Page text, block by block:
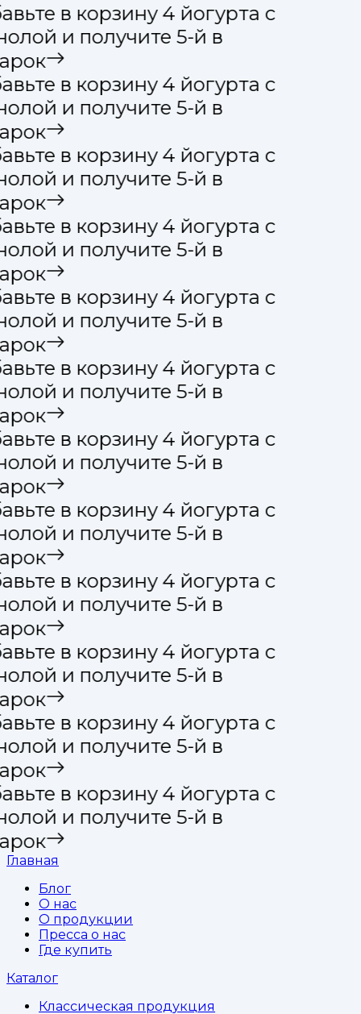
в корзину 4 йогурта с
и получите 5-й в
в корзину 4 йогурта с
и получите 5-й в
в корзину 4 йогурта с
и получите 5-й в
в корзину 4 йогурта с
и получите 5-й в
в корзину 4 йогурта с
и получите 5-й в
в корзину 4 йогурта с
и получите 5-й в
в корзину 4 йогурта с
и получите 5-й в
в корзину 4 йогурта с
и получите 5-й в
в корзину 4 йогурта с
и получите 5-й в
в корзину 4 йогурта с
и получите 5-й в
в корзину 4 йогурта с
и получите 5-й в
в корзину 4 йогурта с
и получите 5-й в
Главная
Блог
О нас
О продукции
Пресса о нас
Где купить
Каталог
Классическая продукция